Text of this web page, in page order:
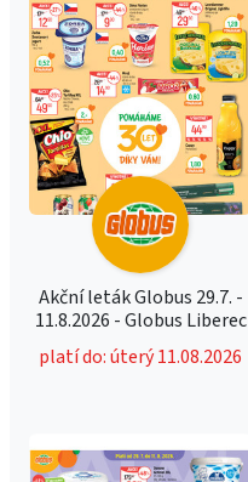
Akční leták Globus 29.7. -
11.8.2026 - Globus Liberec
platí do: úterý 11.08.2026